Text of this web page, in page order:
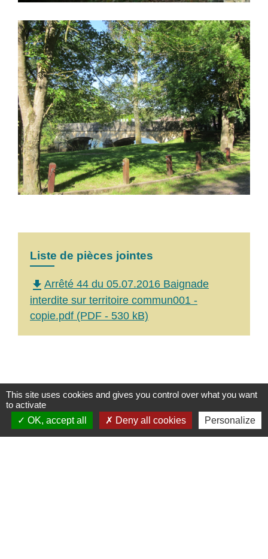
Liste de pièces jointes
file_download Arrêté 44 du 05.07.2016 Baignade
interdite sur territoire commun001 -
copie.pdf (PDF - 530 kB)
Mairie, contact
This site uses cookies and gives you control over what you want
to activate
OK, accept all
Deny all cookies Personalize